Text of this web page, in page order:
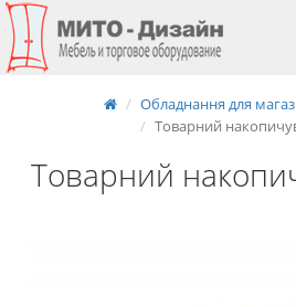
Обладнання для
Товарний
Товарний